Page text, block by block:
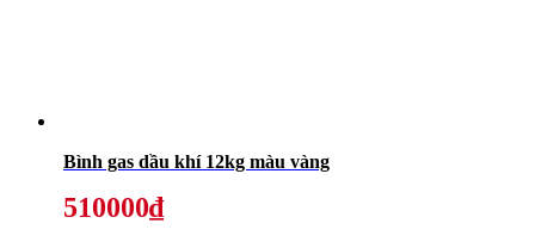
Bình gas dầu khí 12kg màu vàng
510000₫